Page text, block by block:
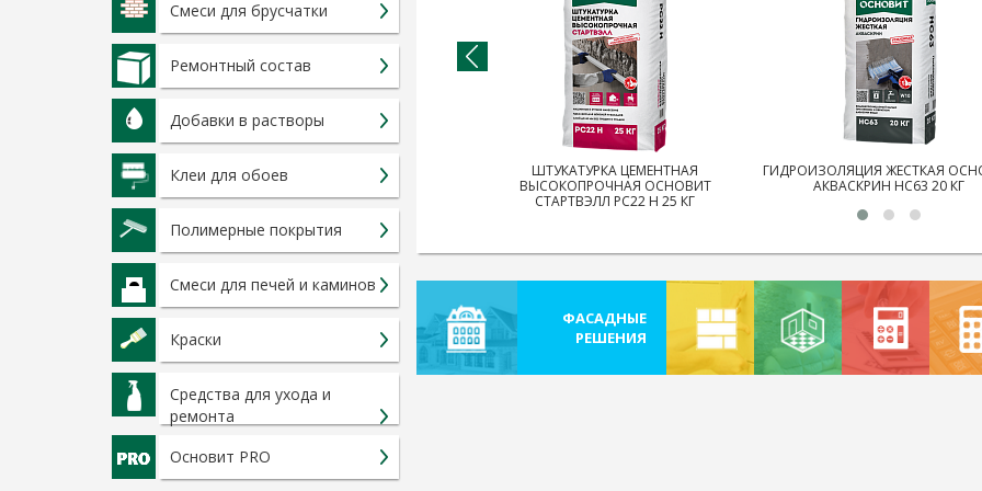
Смеси для брусчатки
Ремонтный состав
Добавки в растворы
Клеи для обоев
Полимерные покрытия
Смеси для печей и каминов
Краски
Средства для ухода и
ремонта
Основит PRO
ЭЛАСТИЧНАЯ ЦВЕТНАЯ
ПЛИТСЭЙВ XC6 E 2 КГ
ЗАТИРКА ЭПОКСИДНАЯ ОСНОВИТ
ШТУКАТУРКА ЦЕМЕНТНАЯ
ВЫСОКОПРОЧНАЯ ОСНОВИТ
СТАРТВЭЛЛ PC22 H 25 КГ
ГИДРОИЗОЛЯЦИЯ ЖЕСТКАЯ
АКВАСКРИН HC63 20 КГ
ФАСАДНЫЕ
РЕШЕНИЯ